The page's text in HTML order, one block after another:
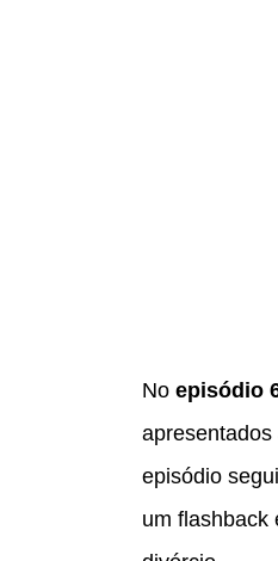
No episódio
episódio
um flashback